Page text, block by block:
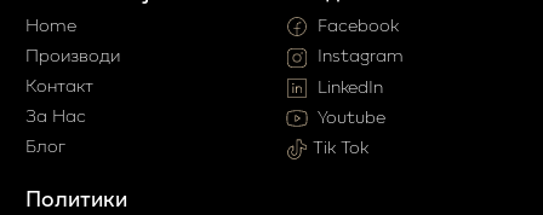
Home
Производи
Контакт
За Нас
Блог
Политики
Facebook
Instagram
LinkedIn
Youtube
Tik Tok